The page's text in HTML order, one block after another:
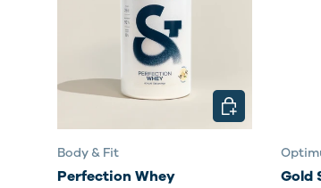
Body & Fit
Perfection Whey
SCEGLI OPZIONI
Gold